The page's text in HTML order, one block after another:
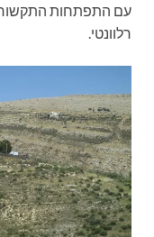
עם התפתחות
רלוונטי.